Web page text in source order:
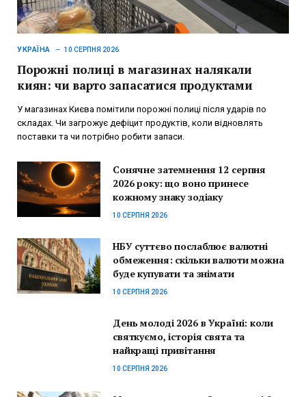
УКРАЇНА 10 СЕРПНЯ 2026
Порожні полиці в магазинах налякали
киян: чи варто запасатися продуктами
У магазинах Києва помітили порожні полиці після ударів по
складах. Чи загрожує дефіцит продуктів, коли відновлять
поставки та чи потрібно робити запаси.
Сонячне затемнення 12 серпня
2026 року: що воно принесе
кожному знаку зодіаку
10 СЕРПНЯ 2026
НБУ суттєво послаблює валютні
обмеження: скільки валюти можна
буде купувати та знімати
10 СЕРПНЯ 2026
День молоді 2026 в Україні: коли
святкуємо, історія свята та
найкращі привітання
10 СЕРПНЯ 2026